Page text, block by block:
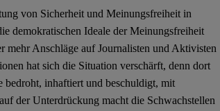
von Sicherheit und Meinungsfreiheit in
demokratischen Ideale der Meinungsfreiheit
mehr Anschläge auf Journalisten und Aktivisten
hat sich die Situation verschärft, denn dort
bedroht, inhaftiert und beschuldigt, mit
der Unterdrückung macht die Schwachstellen